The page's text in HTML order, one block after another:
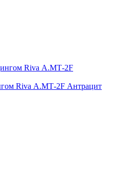
Riva А.МТ-2F Антрацит